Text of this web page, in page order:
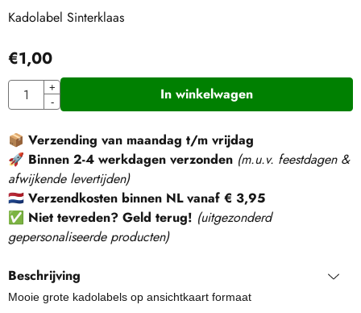
Kadolabel Sinterklaas
€1,00
Aantal
+
-
In winkelwagen
📦 Verzending van maandag t/m vrijdag
🚀 Binnen 2-4 werkdagen verzonden (m.u.v. feestdagen &
afwijkende levertijden)
🇳🇱 Verzendkosten binnen NL vanaf € 3,95
✅ Niet tevreden? Geld terug! (uitgezonderd
gepersonaliseerde producten)
Beschrijving
Mooie grote kadolabels op ansichtkaart formaat